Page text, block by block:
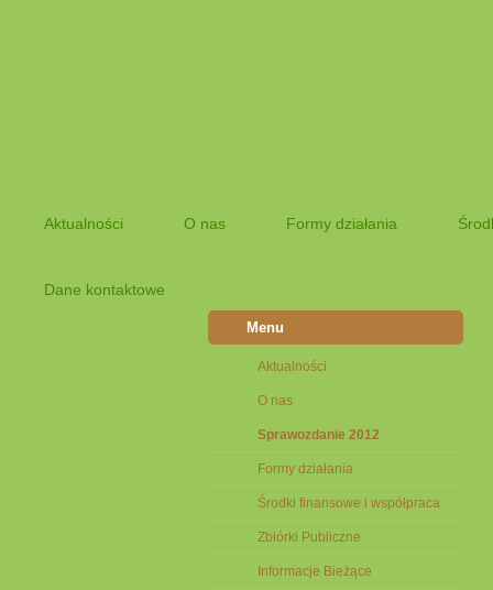
Aktualności O nas Formy działania
Dane kontaktowe
Menu
Aktualności
O nas
Sprawozdanie 2012
Formy działania
Środki finansowe i współpraca
Zbiórki Publiczne
Informacje Bieżące